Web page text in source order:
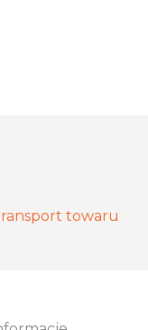
towaru